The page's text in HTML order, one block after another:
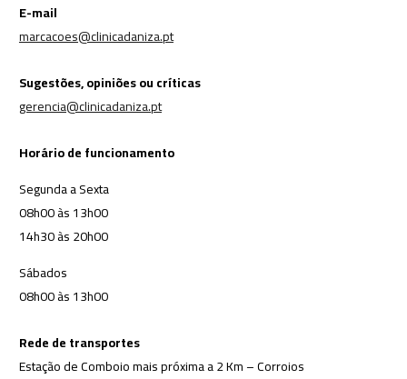
E-mail
marcacoes@clinicadaniza.pt
Sugestões, opiniões ou críticas
gerencia@clinicadaniza.pt
Horário de funcionamento
Segunda a Sexta
08h00 às 13h00
14h30 às 20h00
Sábados
08h00 às 13h00
Rede de transportes
Estação de Comboio mais próxima a 2 Km – Corroios